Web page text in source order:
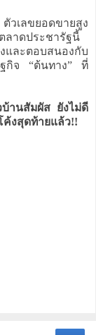
วเลขยอดขายสูง
ลาดประชารัฐนี้
ละตอบสนองกับ
ฐกิจ “ต้นทาง” ที่
านสัมผัส ยังไม่ดี
ค้งสุดท้ายแล้ว!!